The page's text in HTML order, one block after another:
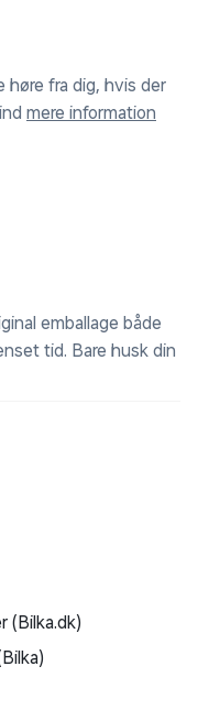
høre fra dig, hvis der
mere information
emballage både
tid. Bare husk din
(Bilka.dk)